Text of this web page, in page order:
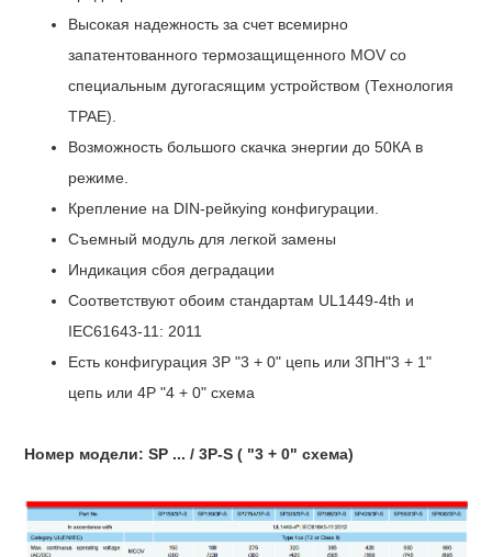
Высокая надежность за счет всемирно
запатентованного термозащищенного MOV со
специальным дугогасящим устройством (Технология
TPAE).
Возможность большого скачка энергии до 50КА в
режиме.
Крепление на DIN-рейкуing конфигурации.
Съемный модуль для легкой замены
Индикация сбоя деградации
Соответствуют обоим стандартам UL1449-4th и
IEC61643-11: 2011
Есть конфигурация 3P "3 + 0" цепь или 3ПН"3 + 1"
цепь или 4P "4 + 0" схема
Номер модели: SP ... / 3P-S ( "3 + 0" схема)